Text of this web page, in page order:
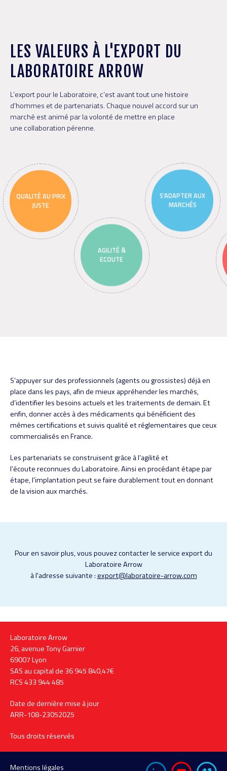
LES VALEURS À L'EXPORT DU
LABORATOIRE ARROW
L’export pour le Laboratoire, c’est avant tout une histoire
d’hommes et de partenariats. Chaque nouvel accord sur un
marché est animé par la volonté de mettre en place
une collaboration pérenne.
QUALITÉ AU PRIX
JUSTE
AGILITÉ &
ECOUTE
S’ADAPTER AUX
MARCHÉS
S’appuyer sur des professionnels (agents ou grossistes) déjà en
place dans les pays, afin de mieux appréhender les marchés,
d’identifier les besoins actuels et les traitements de demain. Et
enfin, donner accès à des médicaments qui bénéficient des
mêmes certifications et suivis qualité et réglementaires que ceux
commercialisés en France.
Les partenariats se construisent grâce à l’agilité et
l’écoute reconnues du Laboratoire. Ainsi en procédant étape par
étape, l’implantation peut se faire durablement tout en donnant
de la vision aux marchés.
Pour en savoir plus, vous pouvez contacter le service export du
Laboratoire Arrow
à l'adresse suivante :export@laboratoire-arrow.com
Laboratoire Arrow
26, avenue Tony Garnier
69007 Lyon
SAS au capital de 36 945 840,47€
RCS 433 944 485
Date de dernière mise à jour
ARR-108-23052025
Tous droits réservés
Mentions légales